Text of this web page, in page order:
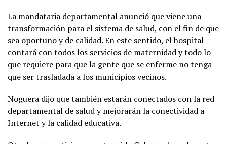
La mandataria departamental anunció que viene una
transformación para el sistema de salud, con el fin de que
sea oportuno y de calidad. En este sentido, el hospital
contará con todos los servicios de maternidad y todo lo
que requiere para que la gente que se enferme no tenga
que ser trasladada a los municipios vecinos.
Noguera dijo que también estarán conectados con la red
departamental de salud y mejorarán la conectividad a
Internet y la calidad educativa.